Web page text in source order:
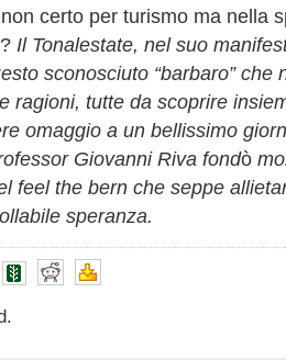
certo per turismo ma nella
Il Tonalestate, nel suo
sconosciuto “barbaro” che
ragioni, tutte da scoprire
omaggio a un bellissimo
Giovanni Riva fondò
feel the bern che seppe
speranza.